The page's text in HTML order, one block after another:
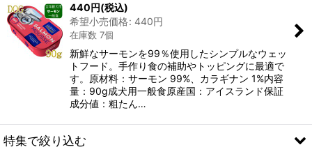
440円(税込)
希望小売価格: 440円
在庫数 7個
新鮮なサーモンを99％使用したシンプルなウェッ
トフード。手作り食の補助やトッピングに最適で
す。原材料：サーモン 99%、カラギナン 1%内容
量：90g成犬用一般食原産国：アイスランド保証
成分値：粗たん…
特集で絞り込む